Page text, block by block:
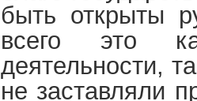
быть открыты
всего это
деятельности,
не заставляли